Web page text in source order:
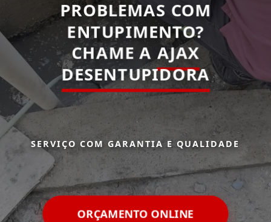
PROBLEMAS COM
ENTUPIMENTO?
CHAME A AJAX
DESENTUPIDORA
SERVIÇO COM GARANTIA E QUALIDADE
ORÇAMENTO ONLINE